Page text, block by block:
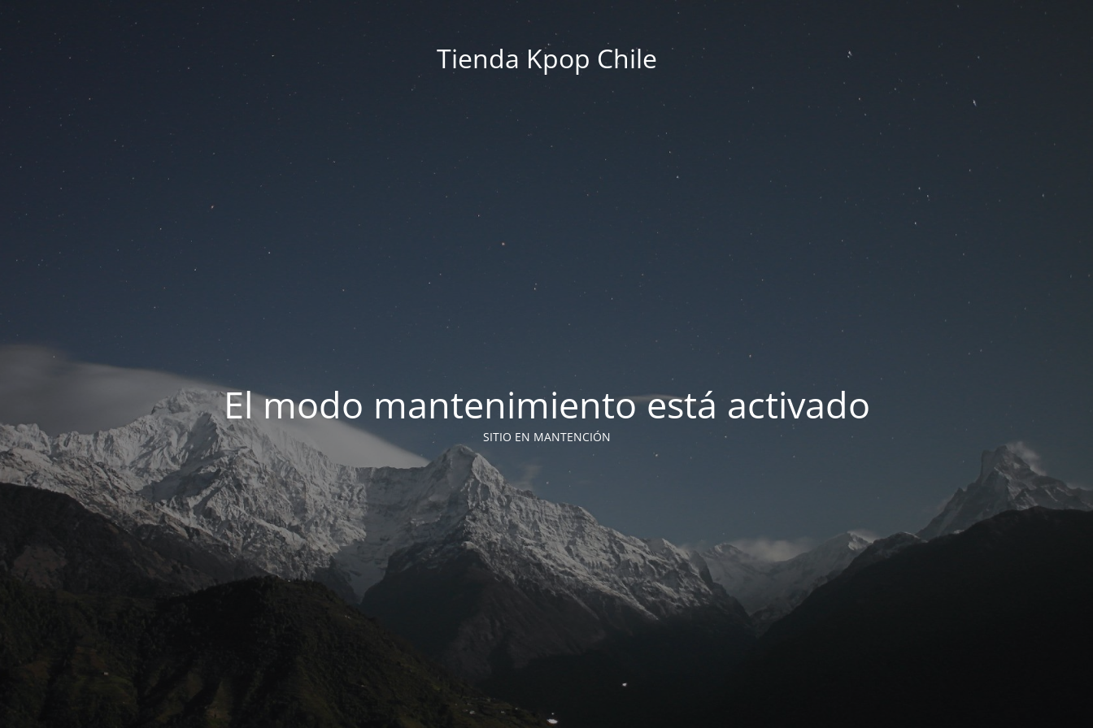
Tienda Kpop Chile
El modo mantenimiento está activado
SITIO EN MANTENCIÓN